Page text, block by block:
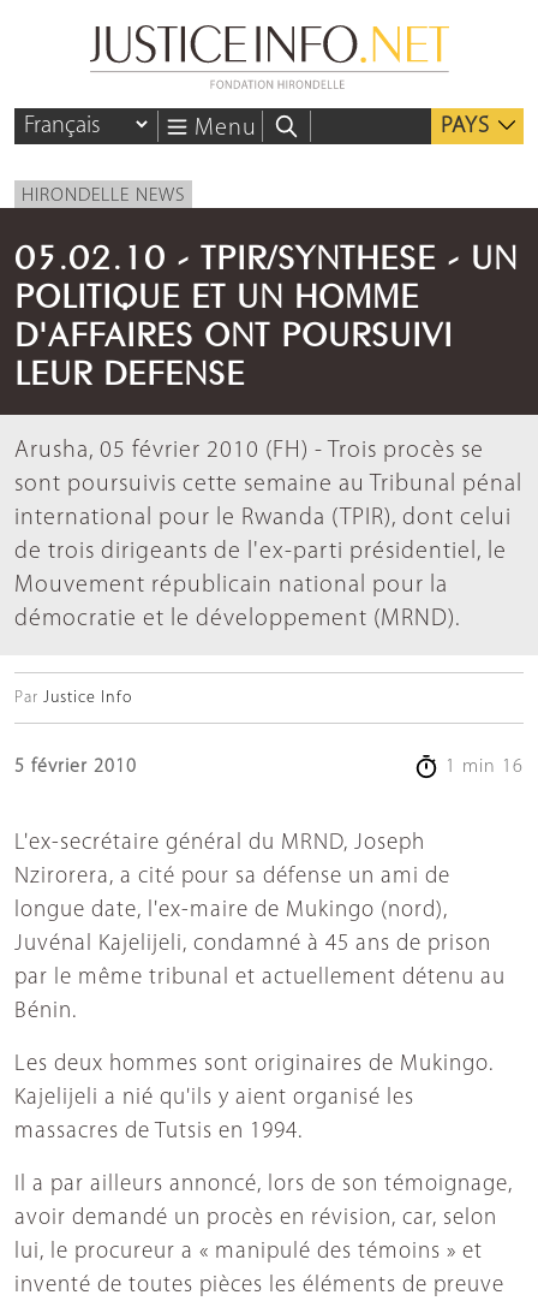
Menu PAYS
HIRONDELLE NEWS
05.02.10 - TPIR/SYNTHESE - UN
POLITIQUE ET UN HOMME
D'AFFAIRES ONT POURSUIVI
LEUR DEFENSE
Arusha, 05 février 2010 (FH) - Trois procès se
sont poursuivis cette semaine au Tribunal pénal
international pour le Rwanda (TPIR), dont celui
de trois dirigeants de l'ex-parti présidentiel, le
Mouvement républicain national pour la
démocratie et le développement (MRND).
Par Justice Info
5 février 2010 1 min 16
L'ex-secrétaire général du MRND, Joseph
Nzirorera, a cité pour sa défense un ami de
longue date, l'ex-maire de Mukingo (nord),
Juvénal Kajelijeli, condamné à 45 ans de prison
par le même tribunal et actuellement détenu au
Bénin.
Les deux hommes sont originaires de Mukingo.
Kajelijeli a nié qu'ils y aient organisé les
massacres de Tutsis en 1994.
Il a par ailleurs annoncé, lors de son témoignage,
avoir demandé un procès en révision, car, selon
lui, le procureur a « manipulé des témoins » et
inventé de toutes pièces les éléments de preuve